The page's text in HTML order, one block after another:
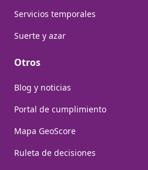
Servicios temporales
Suerte y azar
Otros
Blog y noticias
Portal de cumplimiento
Mapa GeoScore
Ruleta de decisiones